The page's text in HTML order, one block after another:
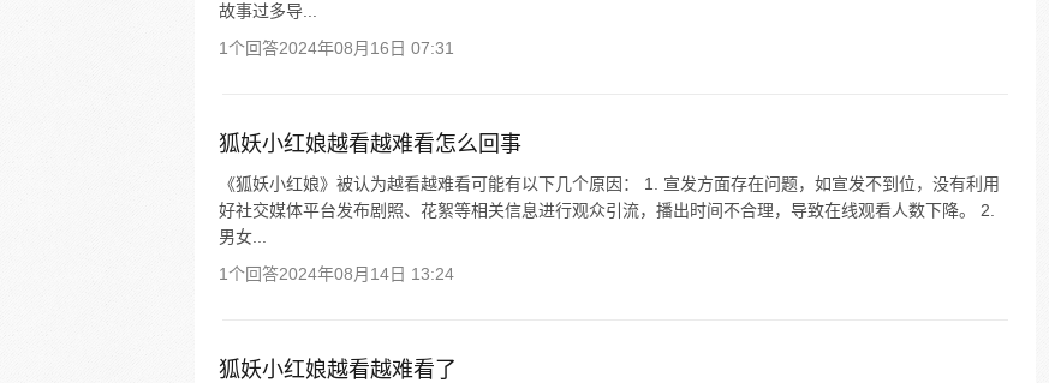
故事过多导...
1个回答2024年08月16日 07:31
狐妖小红娘越看越难看怎么回事
《狐妖小红娘》被认为越看越难看可能有以下几个原因： 1. 宣发方面存在问题，如宣发不到位，没有利用
好社交媒体平台发布剧照、花絮等相关信息进行观众引流，播出时间不合理，导致在线观看人数下降。 2.
男女...
1个回答2024年08月14日 13:24
狐妖小红娘越看越难看了